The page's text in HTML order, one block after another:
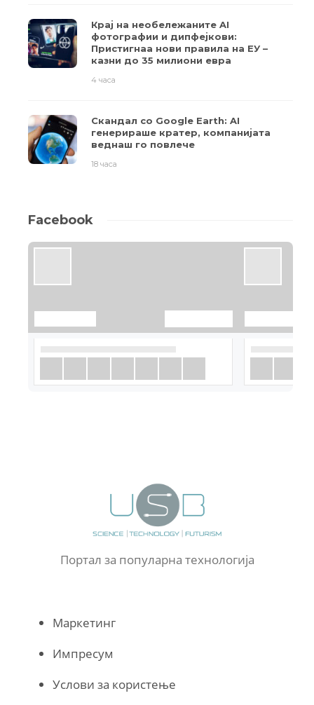
Крај на необележаните AI
фотографии и дипфејкови:
Пристигнаа нови правила на ЕУ –
казни до 35 милиони евра
4 часа
Скандал со Google Earth: AI
генерираше кратер, компанијата
веднаш го повлече
18 часа
Facebook
Портал за популарна технологија
Маркетинг
Импресум
Услови за користење